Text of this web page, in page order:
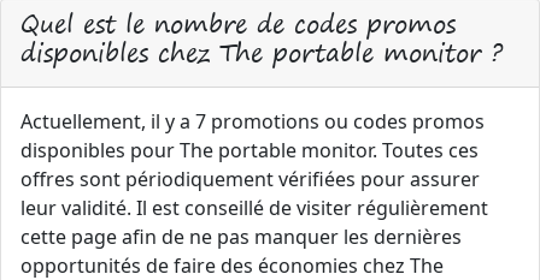
Quel est le nombre de codes promos
disponibles chez The portable monitor ?
Actuellement, il y a 7 promotions ou codes promos
disponibles pour The portable monitor. Toutes ces
offres sont périodiquement vérifiées pour assurer
leur validité. Il est conseillé de visiter régulièrement
cette page afin de ne pas manquer les dernières
opportunités de faire des économies chez The